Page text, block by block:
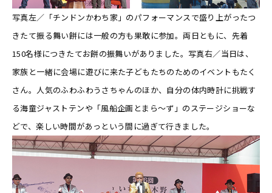
写真左／「チンドンかわち家」のパフォーマンスで盛り上がったつ
きたて振る舞い餅には一般の方も果敢に参加。両日ともに、先着
150名様につきたてお餅の振舞いがありました。写真右／当日は、
家族と一緒に会場に遊びに来た子どもたちのためのイベントもたく
さん。人気のふわふわうさちゃんのほか、自分の体内時計に挑戦す
る海童ジャストテンや「風船企画とまら～ず」のステージショーな
どで、楽しい時間があっという間に過ぎて行きました。